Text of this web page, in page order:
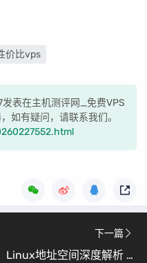
价比vps
表在主机测评网_免费VPS
如有疑问，请联系我们。
下一篇
Linux地址空间深度解析 （从页表映射到虚拟内存管理）